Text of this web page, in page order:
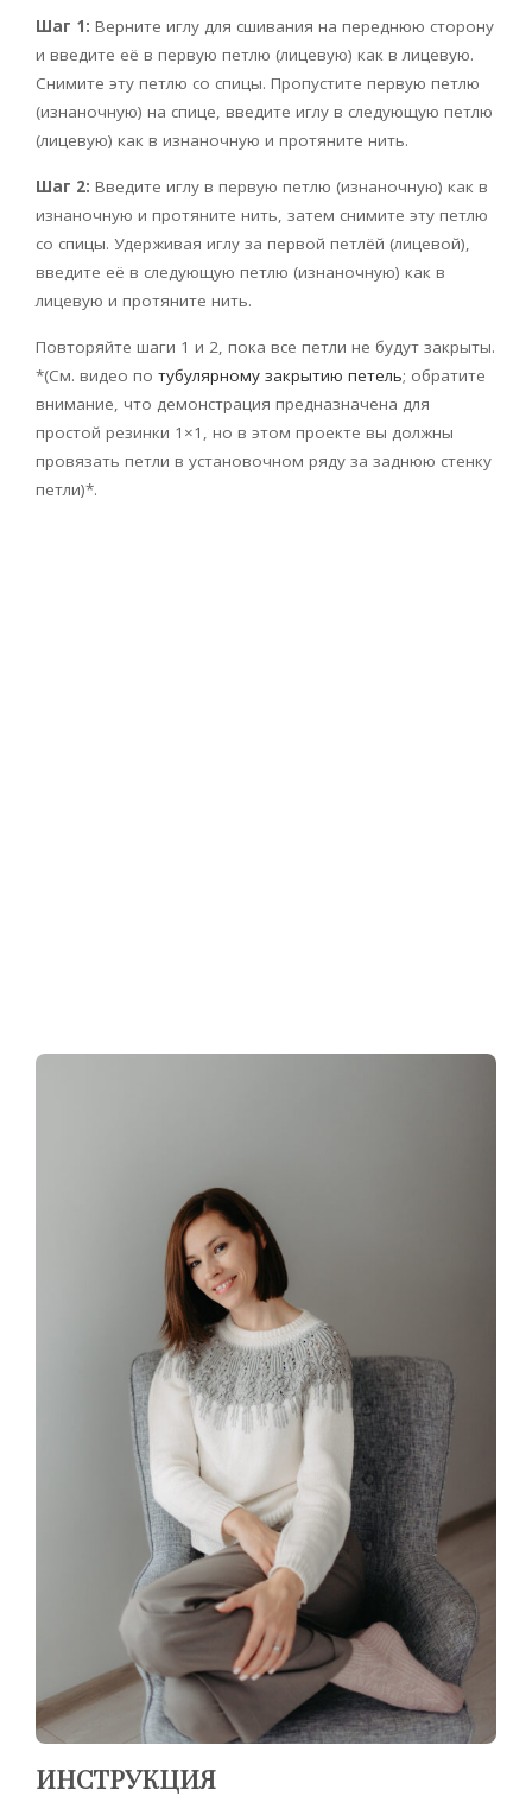
Шаг 1: Верните иглу для сшивания на переднюю сторону
и введите её в первую петлю (лицевую) как в лицевую.
Снимите эту петлю со спицы. Пропустите первую петлю
(изнаночную) на спице, введите иглу в следующую петлю
(лицевую) как в изнаночную и протяните нить.
Шаг 2: Введите иглу в первую петлю (изнаночную) как в
изнаночную и протяните нить, затем снимите эту петлю
со спицы. Удерживая иглу за первой петлёй (лицевой),
введите её в следующую петлю (изнаночную) как в
лицевую и протяните нить.
Повторяйте шаги 1 и 2, пока все петли не будут закрыты.
*(См. видео по тубулярному закрытию петель; обратите
внимание, что демонстрация предназначена для
простой резинки 1×1, но в этом проекте вы должны
провязать петли в установочном ряду за заднюю стенку
петли)*.
ИНСТРУКЦИЯ